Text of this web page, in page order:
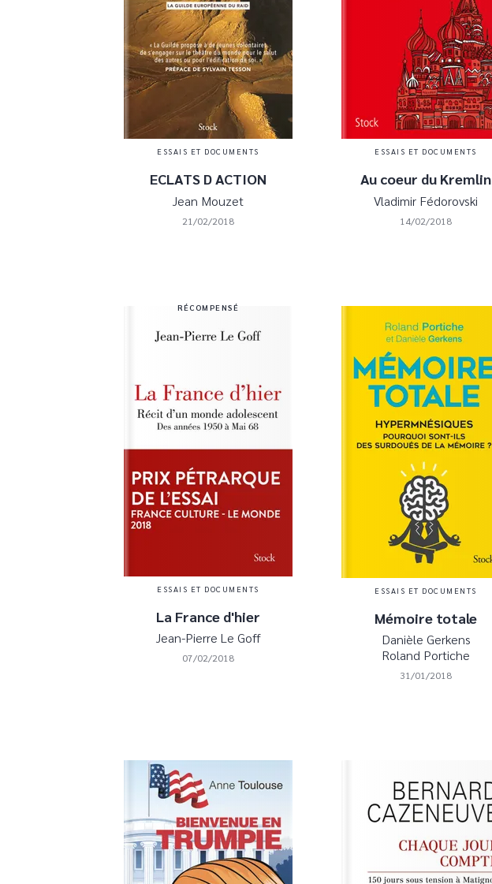
ESSAIS ET DOCUMENTS
ECLATS D ACTION
Jean Mouzet
21/02/2018
ESSAIS ET DOCUMENTS
Au coeur du Kremlin
Vladimir Fédorovski
14/02/2018
RÉCOMPENSÉ
ESSAIS ET DOCUMENTS
La France d'hier
Jean-Pierre Le Goff
07/02/2018
ESSAIS ET DOCUMENTS
Mémoire totale
Danièle Gerkens
Roland Portiche
31/01/2018